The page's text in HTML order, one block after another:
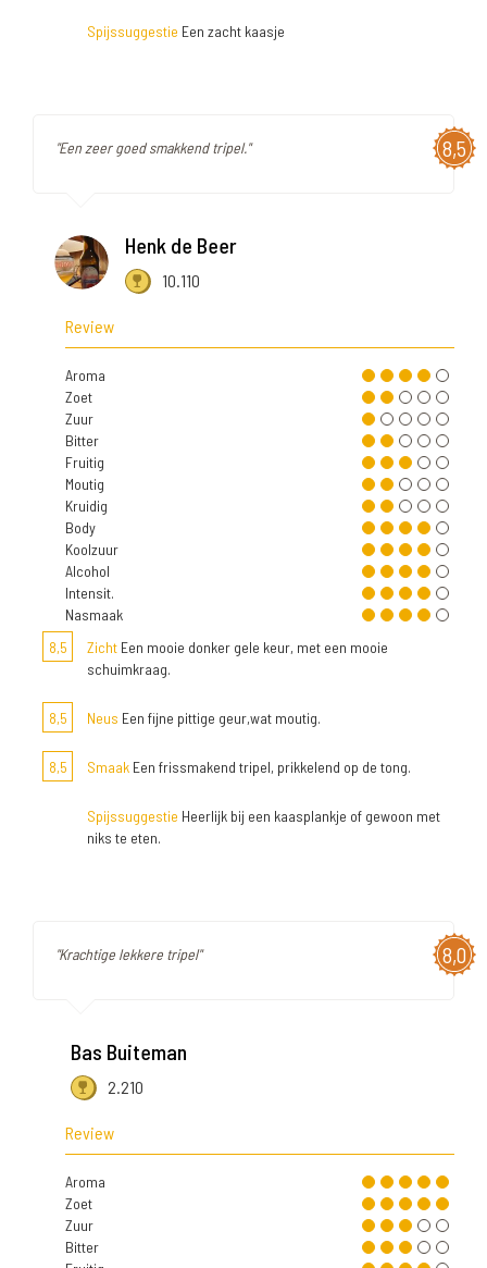
Spijssuggestie Een zacht kaasje
8,5
"Een zeer goed smakkend tripel."
Henk de Beer
10.110
Review
Aroma
Zoet
Zuur
Bitter
Fruitig
Moutig
Kruidig
Body
Koolzuur
Alcohol
Intensit.
Nasmaak
8,5
Zicht Een mooie donker gele keur, met een mooie
schuimkraag.
8,5 Neus Een fijne pittige geur,wat moutig.
8,5 Smaak Een frissmakend tripel, prikkelend op de tong.
Spijssuggestie Heerlijk bij een kaasplankje of gewoon met
niks te eten.
8,0
"Krachtige lekkere tripel"
Bas Buiteman
2.210
Review
Aroma
Zoet
Zuur
Bitter